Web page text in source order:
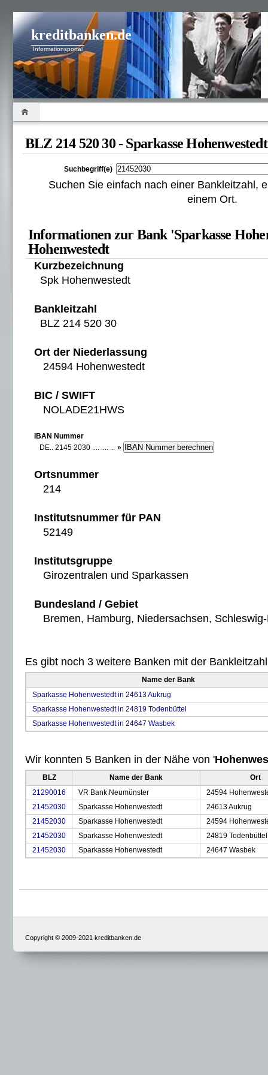
kreditbanken.de
Informationsportal
BLZ 214 520 30 - Sparkasse Hohenwestedt
Suchbegriff(e)
Suchen Sie einfach nach einer Bankleitzahl,
einem Ort.
Informationen zur Bank 'Sparkasse
Hohenwestedt
Kurzbezeichnung
Spk Hohenwestedt
Bankleitzahl
BLZ 214 520 30
Ort der Niederlassung
24594 Hohenwestedt
BIC / SWIFT
NOLADE21HWS
IBAN Nummer
DE.. 2145 2030 .... .... .. »
Ortsnummer
214
Institutsnummer für PAN
52149
Institutsgruppe
Girozentralen und Sparkassen
Bundesland / Gebiet
Bremen, Hamburg, Niedersachsen,
Es gibt noch 3 weitere Banken mit der
Name der Bank
Sparkasse Hohenwestedt in 24613 Aukrug
Sparkasse Hohenwestedt in 24819 Todenbüttel
Sparkasse Hohenwestedt in 24647 Wasbek
Wir konnten 5 Banken in der Nähe von '
BLZ Name der Bank
Ort
21290016
VR Bank Neumünster
24594
21452030
Sparkasse Hohenwestedt
24613 Aukrug
21452030
Sparkasse Hohenwestedt
24594
21452030
Sparkasse Hohenwestedt
24819 Todenbüttel
21452030
Sparkasse Hohenwestedt 24647 Wasbek
Copyright © 2009-2021 kreditbanken.de